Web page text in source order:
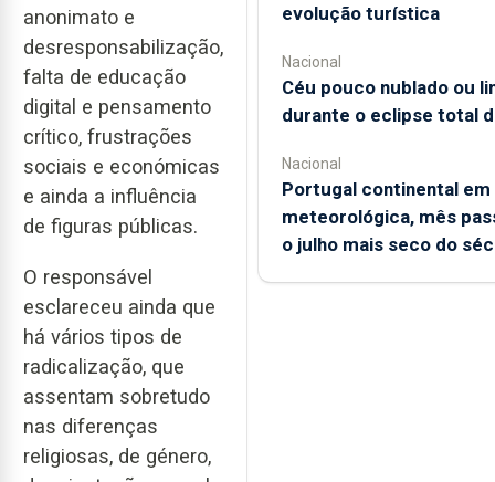
anonimato e
desresponsabilização,
falta de educação
digital e pensamento
crítico, frustrações
sociais e económicas
e ainda a influência
de figuras públicas.
O responsável
esclareceu ainda que
há vários tipos de
radicalização, que
assentam sobretudo
nas diferenças
religiosas, de género,
evolução turística
Nacional
Céu pouco nublado ou
durante o eclipse total
Nacional
Portugal continental em
meteorológica, mês
o julho mais seco do